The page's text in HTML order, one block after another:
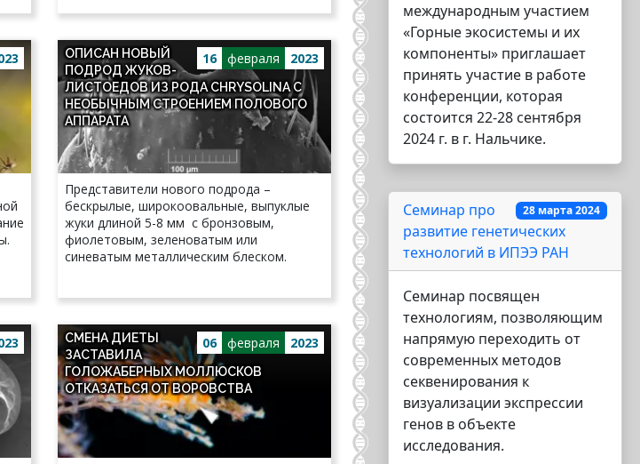
16 февраля 2023
ОПИСАН НОВЫЙ
ПОДРОД ЖУКОВ-
ЛИСТОЕДОВ ИЗ РОДА CHRYSOLINA С
НЕОБЫЧНЫМ СТРОЕНИЕМ ПОЛОВОГО
АППАРАТА
Представители нового подрода –
бескрылые, широкоовальные, выпуклые
жуки длиной 5-8 мм с бронзовым,
фиолетовым, зеленоватым или
синеватым металлическим блеском.
06 февраля 2023
СМЕНА ДИЕТЫ
ЗАСТАВИЛА
ГОЛОЖАБЕРНЫХ МОЛЛЮСКОВ
ОТКАЗАТЬСЯ ОТ ВОРОВСТВА
международным участием
«Горные экосистемы и их
компоненты» приглашает
принять участие в работе
конференции, которая
состоится 22-28 сентября
2024 г. в г. Нальчике.
28 марта 2024
Семинар про
развитие генетических
технологий в ИПЭЭ РАН
Семинар посвящен
технологиям, позволяющим
напрямую переходить от
современных методов
секвенирования к
визуализации экспрессии
генов в объекте
исследования.